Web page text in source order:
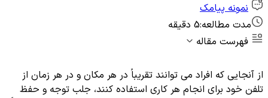
نمونه پیامک
مدت مطالعه:5 دقیقه
فهرست مقاله
از آنجایی که افراد می توانند تقریباً در هر مکان و در هر زمان از
تلفن خود برای انجام هر کاری استفاده کنند، جلب توجه و حفظ